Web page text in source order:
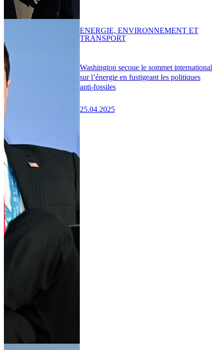
Washington secoue le sommet international
sur l’énergie en fustigeant les politiques
anti-fossiles
25.04.2025
ENERGIE, ENVIRONNEMENT ET
TRANSPORT